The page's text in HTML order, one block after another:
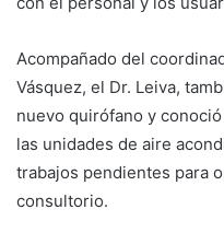
Acompañado del
Vásquez, el Dr. Leiva,
nuevo quirófano y
las unidades de aire
trabajos pendientes para
consultorio.